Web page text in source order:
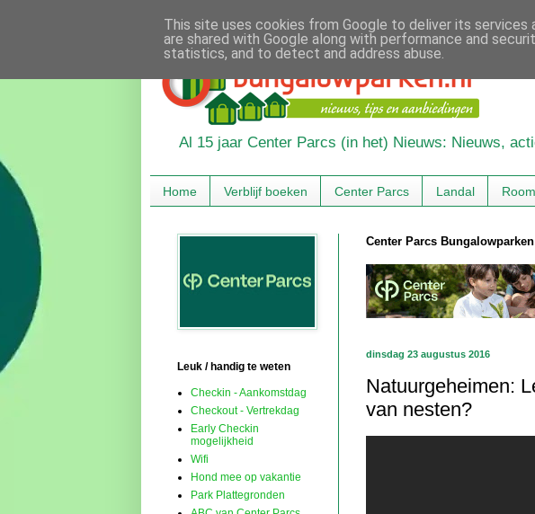
Al 15 jaar Center Parcs (in het) Nieuws: Nieuws,
Home Verblijf boeken Center Parcs Landal
Center Parcs
dinsdag 23 augustus 2016
Natuurgeheimen:
van nesten?
Leuk / handig te weten
Checkin - Aankomstdag
Checkout - Vertrekdag
Early Checkin
mogelijkheid
Wifi
Hond mee op vakantie
Park Plattegronden
This site uses cookies from Google to deliver its services
are shared with Google along with performance and
statistics, and to detect and address abuse.